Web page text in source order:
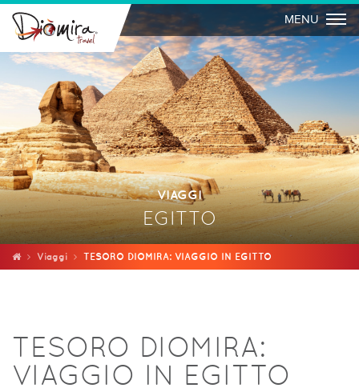
MENU
VIAGGI
EGITTO
Viaggi TESORO DIOMIRA: VIAGGIO IN EGITTO
TESORO DIOMIRA:
VIAGGIO IN EGITTO